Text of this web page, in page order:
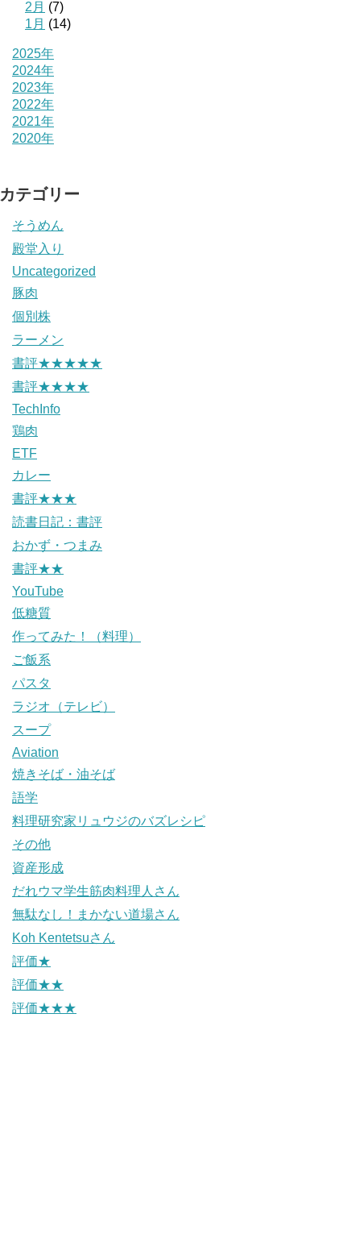
2月 (7)
1月 (14)
2025年
2024年
2023年
2022年
2021年
2020年
カテゴリー
そうめん
殿堂入り
Uncategorized
豚肉
個別株
ラーメン
書評★★★★★
書評★★★★
TechInfo
鶏肉
ETF
カレー
書評★★★
読書日記：書評
おかず・つまみ
書評★★
YouTube
低糖質
作ってみた！（料理）
ご飯系
パスタ
ラジオ（テレビ）
スープ
Aviation
焼きそば・油そば
語学
料理研究家リュウジのバズレシピ
その他
資産形成
だれウマ学生筋肉料理人さん
無駄なし！まかない道場さん
Koh Kentetsuさん
評価★
評価★★
評価★★★